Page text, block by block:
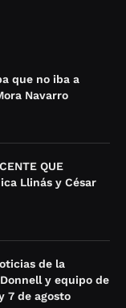
que no iba a
Navarro
QUE
Llinás y César
de la
y equipo de
7 de agosto